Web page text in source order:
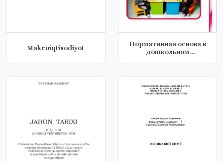
Makroiqtisodiyot
Нормативная основа в
дошкольном